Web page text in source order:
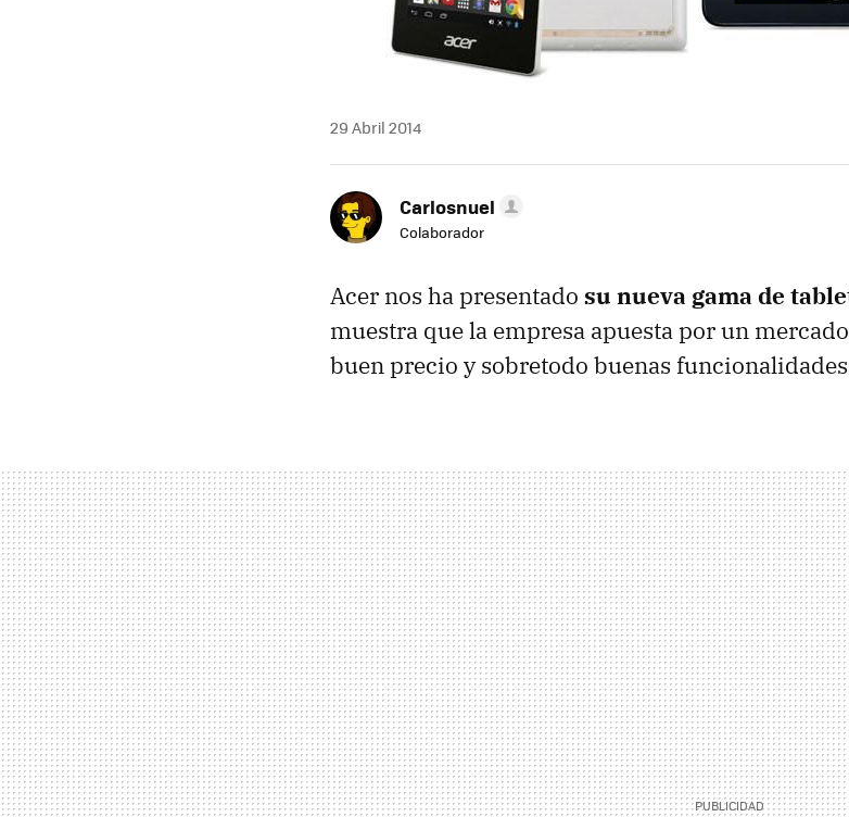
29 Abril 2014
Carlosnuel
Colaborador
Acer nos ha presentado su nueva gama de
muestra que la empresa apuesta por un
buen precio y sobretodo buenas